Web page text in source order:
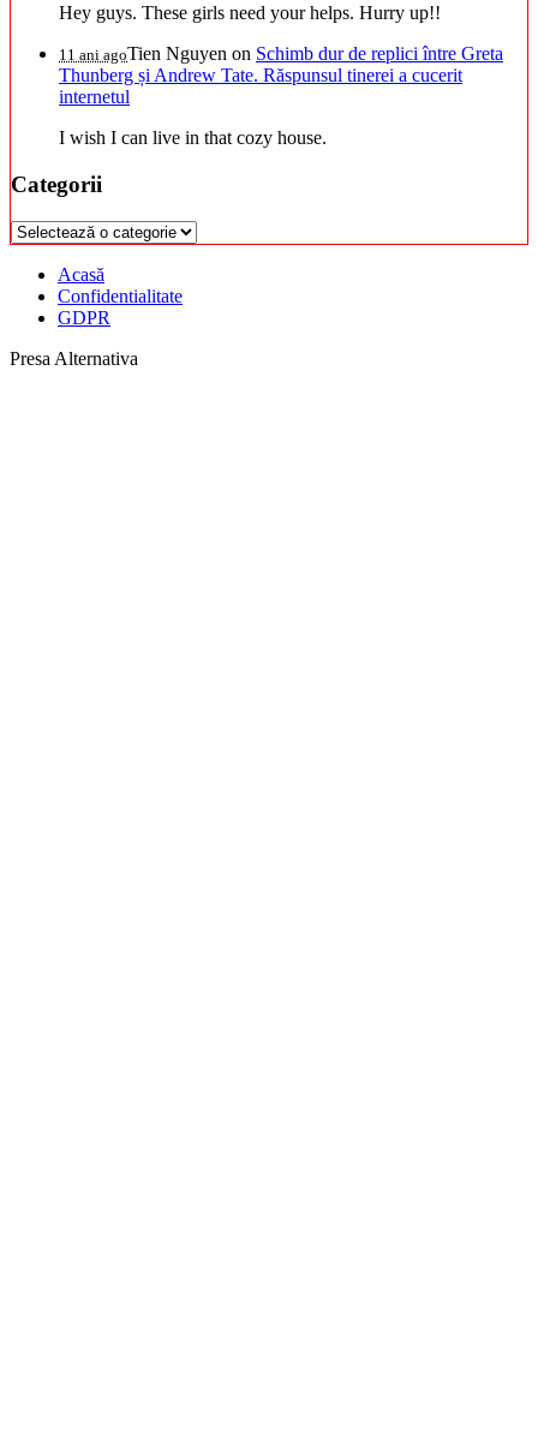
Hey guys. These girls need your helps. Hurry up!!
11 ani agoTien Nguyen on Schimb dur de replici între Greta
Thunberg și Andrew Tate. Răspunsul tinerei a cucerit
internetul
I wish I can live in that cozy house.
Categorii
Categorii
Acasă
Confidentialitate
GDPR
Presa Alternativa